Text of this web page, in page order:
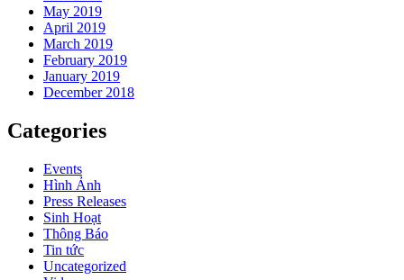
May 2019
April 2019
March 2019
February 2019
January 2019
December 2018
Categories
Events
Hình Ảnh
Press Releases
Sinh Hoạt
Thông Báo
Tin tức
Uncategorized